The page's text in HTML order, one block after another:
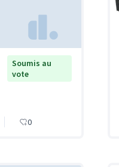
Soumis au
vote
0